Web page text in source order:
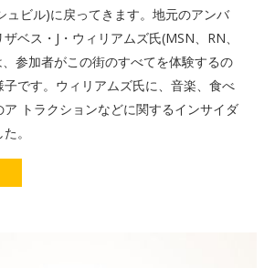
ュビル)に戻ってきます。地元のアンバ
ベス・J・ウィリアムズ氏(MSN、RN、
参加者がこの街のすべてを体験するの
子です。ウィリアムズ氏に、音楽、食べ
トラクションなどに関するインサイダ
。